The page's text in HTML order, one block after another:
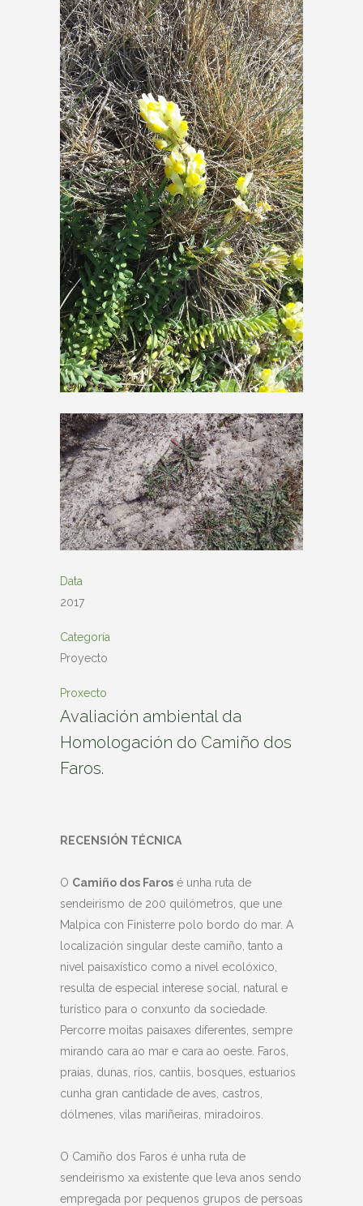
Data
2017
Categoría
Proyecto
Proxecto
Avaliación ambiental da
Homologación do Camiño dos
Faros.
RECENSIÓN TÉCNICA
O Camiño dos Faros é unha ruta de
sendeirismo de 200 quilómetros, que une
Malpica con Finisterre polo bordo do mar. A
localización singular deste camiño, tanto a
nivel paisaxístico como a nivel ecolóxico,
resulta de especial interese social, natural e
turístico para o conxunto da sociedade.
Percorre moitas paisaxes diferentes, sempre
mirando cara ao mar e cara ao oeste. Faros,
praias, dunas, ríos, cantiis, bosques, estuarios
cunha gran cantidade de aves, castros,
dólmenes, vilas mariñeiras, miradoiros.
O Camiño dos Faros é unha ruta de
sendeirismo xa existente que leva anos sendo
empregada por pequenos grupos de persoas